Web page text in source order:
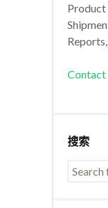
Product
Contact
搜索